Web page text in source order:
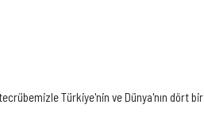
Türkiye'nin ve Dünya'nın